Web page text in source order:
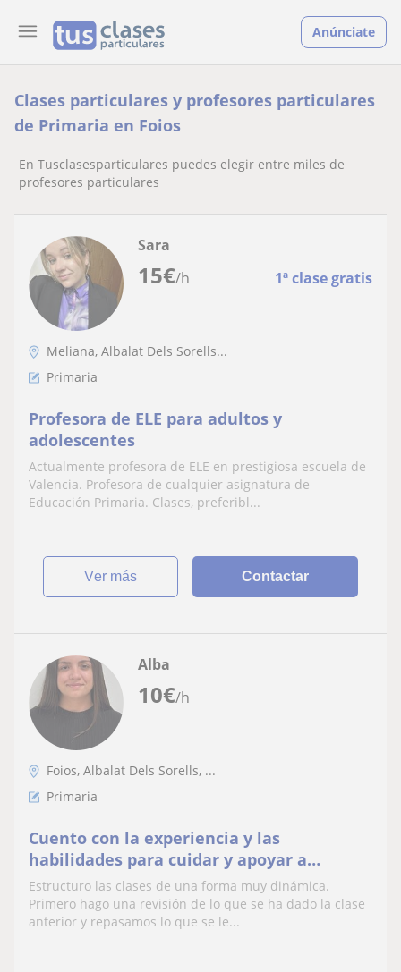
Anúnciate
Clases particulares y profesores particulares
de Primaria en Foios
En Tusclasesparticulares puedes elegir entre miles de
profesores particulares
15€/h 1ª clase gratis
Sara
Meliana, Albalat Dels Sorells...
Primaria
Profesora de ELE para adultos y
adolescentes
Actualmente profesora de ELE en prestigiosa escuela de
Valencia. Profesora de cualquier asignatura de
Educación Primaria. Clases, preferibl...
ver más Contactar
10€/h
Alba
Foios, Albalat Dels Sorells, ...
Primaria
Cuento con la experiencia y las
habilidades para cuidar y apoyar a
niños/as de primaria. Estoy motivada y
puedo comenzar desde ya
Estructuro las clases de una forma muy dinámica.
Primero hago una revisión de lo que se ha dado la clase
anterior y repasamos lo que se le...